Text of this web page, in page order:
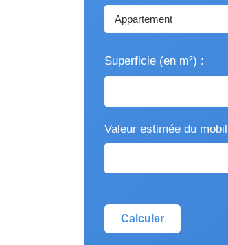
Superficie (en m²) :
Valeur estimée du
Calculer